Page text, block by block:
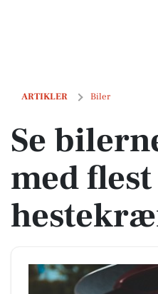
ARTIKLER Biler
Se bilerne i Ishøj med flest
Se
med flest